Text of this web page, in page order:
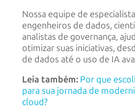
Nossa equipe de
engenheiros de dados,
analistas de governança,
otimizar suas iniciativas,
de dados até o uso de IA
Leia também: Por que
para sua jornada de
cloud?